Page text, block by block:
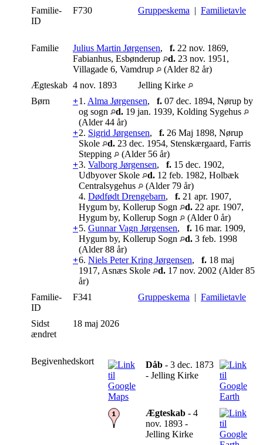
Familie-
ID
F730 Gruppeskema | Familietavle
Familie Julius Martin Jørgensen, f. 22 nov. 1869,
Fabianhus, Esbønderup
d. 23 nov. 1951,
Villagade 6, Vamdrup
(Alder 82 år)
Ægteskab 4 nov. 1893
Jelling Kirke
Børn
+1. Alma Jørgensen, f. 07 dec. 1894, Nørup by
og sogn
d. 19 jan. 1939, Kolding Sygehus
(Alder 44 år)
+2. Sigrid Jørgensen, f. 26 Maj 1898, Nørup
Skole
d. 23 dec. 1954, Stenskærgaard, Farris
Stepping
(Alder 56 år)
+3. Valborg Jørgensen, f. 15 dec. 1902,
Udbyover Skole
d. 12 feb. 1982, Holbæk
Centralsygehus
(Alder 79 år)
4. Dødfødt Drengebarn, f. 21 apr. 1907,
Hygum by, Kollerup Sogn
d. 22 apr. 1907,
Hygum by, Kollerup Sogn
(Alder 0 år)
+5. Gunnar Vagn Jørgensen, f. 16 mar. 1909,
Hygum by, Kollerup Sogn
d. 3 feb. 1998
(Alder 88 år)
+6. Niels Peter Kring Jørgensen, f. 18 maj
1917, Asnæs Skole
d. 17 nov. 2002 (Alder 85
år)
Familie-
ID
F341 Gruppeskema | Familietavle
Sidst
ændret
18 maj 2026
Begivenhedskort Dåb - 3 dec. 1873
- Jelling Kirke
Ægteskab - 4
nov. 1893 -
Jelling Kirke